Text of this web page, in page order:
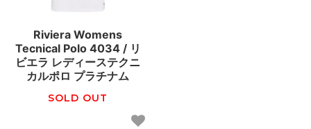
Riviera Womens
Tecnical Polo 4034 / リ
ビエラ レディーステクニ
カルポロ プラチナム
SOLD OUT